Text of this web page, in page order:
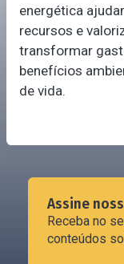
energética
recursos e
transformar
benefícios
de vida.
Assine
Receba no
conteúdos